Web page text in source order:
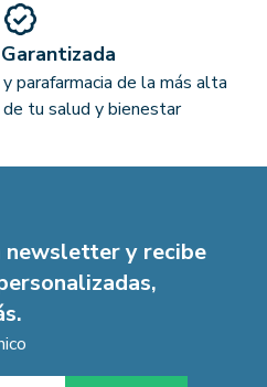
parafarmacia de la más alta
de tu salud y bienestar
newsletter y recibe